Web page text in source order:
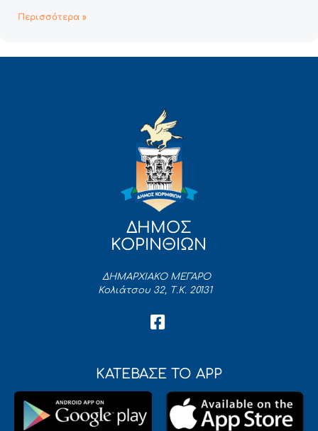
Περισσότερα »
ΔΗΜΟΣ
ΚΟΡΙΝΘΙΩΝ
ΔΗΜΑΡΧΙΑΚΟ ΜΕΓΑΡΟ
Κολιάτσου 32, Τ.Κ. 20131
ΚΑΤΕΒΑΣΕ ΤΟ APP